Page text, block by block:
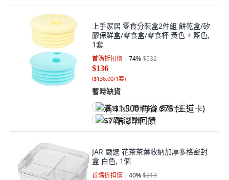
上手家居 零食分裝盒2件組 餅乾盒/矽
膠保鮮盒/零食盒/零食杯 黃色 + 藍色,
1套
首購折扣價 74%$532
$136
($136.00/1套)
暫時缺貨
满 $1,500 再省 $75 (王道卡)
$7 酷澎幣回饋
JAR 嚴選 花茶茶葉收納加厚多格密封
盒 白色, 1個
首購折扣價 40%$213